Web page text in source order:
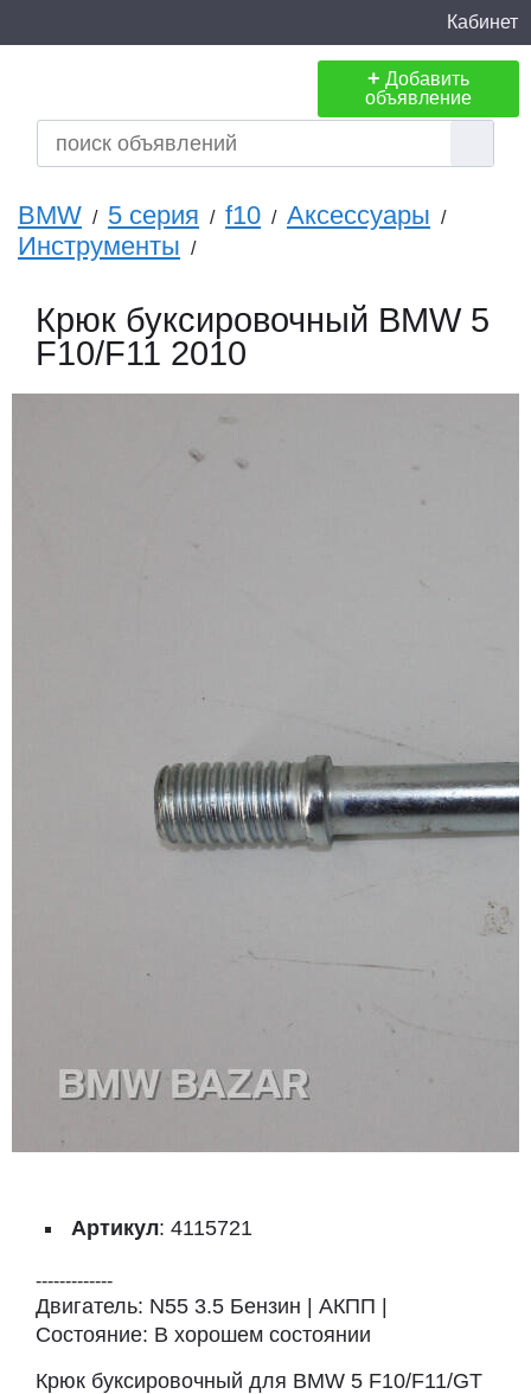
Кабинет
+ Добавить
объявление
BMW / 5 серия / f10 / Аксессуары /
Инструменты /
Крюк буксировочный BMW 5
F10/F11 2010
Артикул: 4115721
-------------
Двигатель: N55 3.5 Бензин | АКПП |
Состояние: В хорошем состоянии
Крюк буксировочный для BMW 5 F10/F11/GT